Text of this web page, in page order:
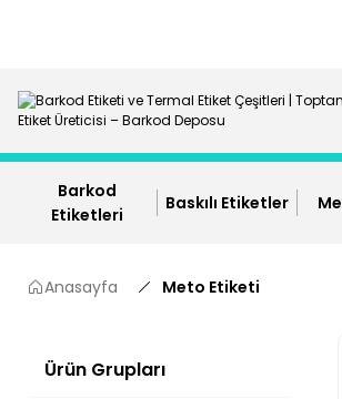
Barkod
Etiketleri
Baskılı Etiketler
Anasayfa Meto Etiketi
Ürün Grupları